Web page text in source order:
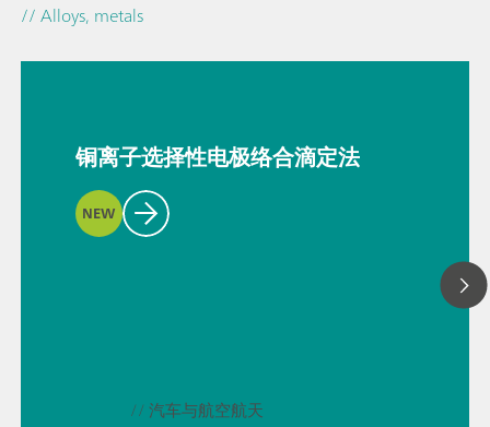
// Alloys, metals
铜离子选择性电极络合滴定法
NEW
// 汽车与航空航天